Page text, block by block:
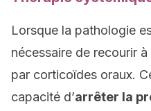
Lorsque la pathologie
nécessaire de recourir
par corticoïdes oraux.
capacité d’arrêter la